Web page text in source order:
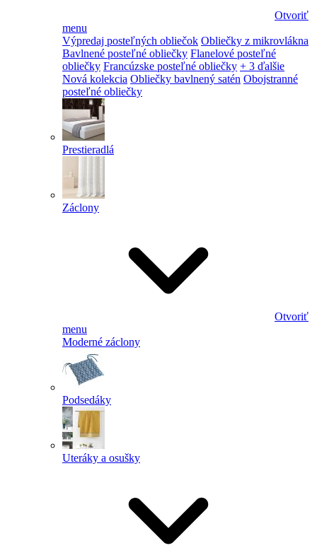
Otvoriť
menu
Výpredaj posteľných obliečok Obliečky z mikrovlákna
Bavlnené posteľné obliečky Flanelové posteľné
obliečky Francúzske posteľné obliečky + 3 ďalšie
Nová kolekcia Obliečky bavlnený satén Obojstranné
posteľné obliečky
Prestieradlá
Záclony
Otvoriť
menu
Moderné záclony
Podsedáky
Uteráky a osušky